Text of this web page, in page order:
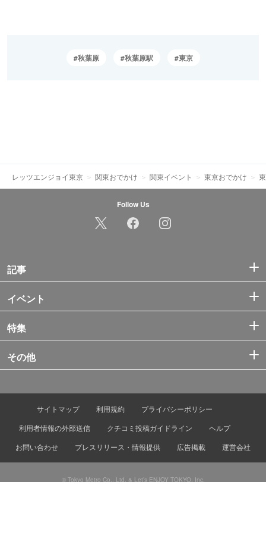
秋葉原 秋葉原駅 東京
レッツエンジョイ東京 関東おでかけ 関東イベント 東京おでかけ
Follow Us
記事
イベント
特集
その他
サイトマップ 利用規約
プライバシーポリシー
利用者情報の外部送信
クチコミ投稿ガイドライン
ヘルプ
お問い合わせ
プレスリリース・情報提供 広告掲載 運営会社
© Tokyo Metro Co., Ltd. & Let’s ENJOY TOKYO, Inc.